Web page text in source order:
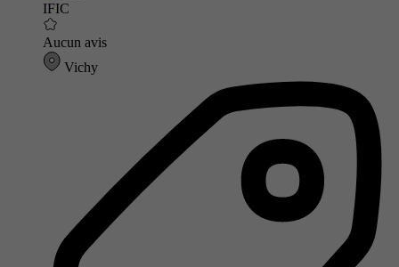
IFIC
Aucun avis
Vichy